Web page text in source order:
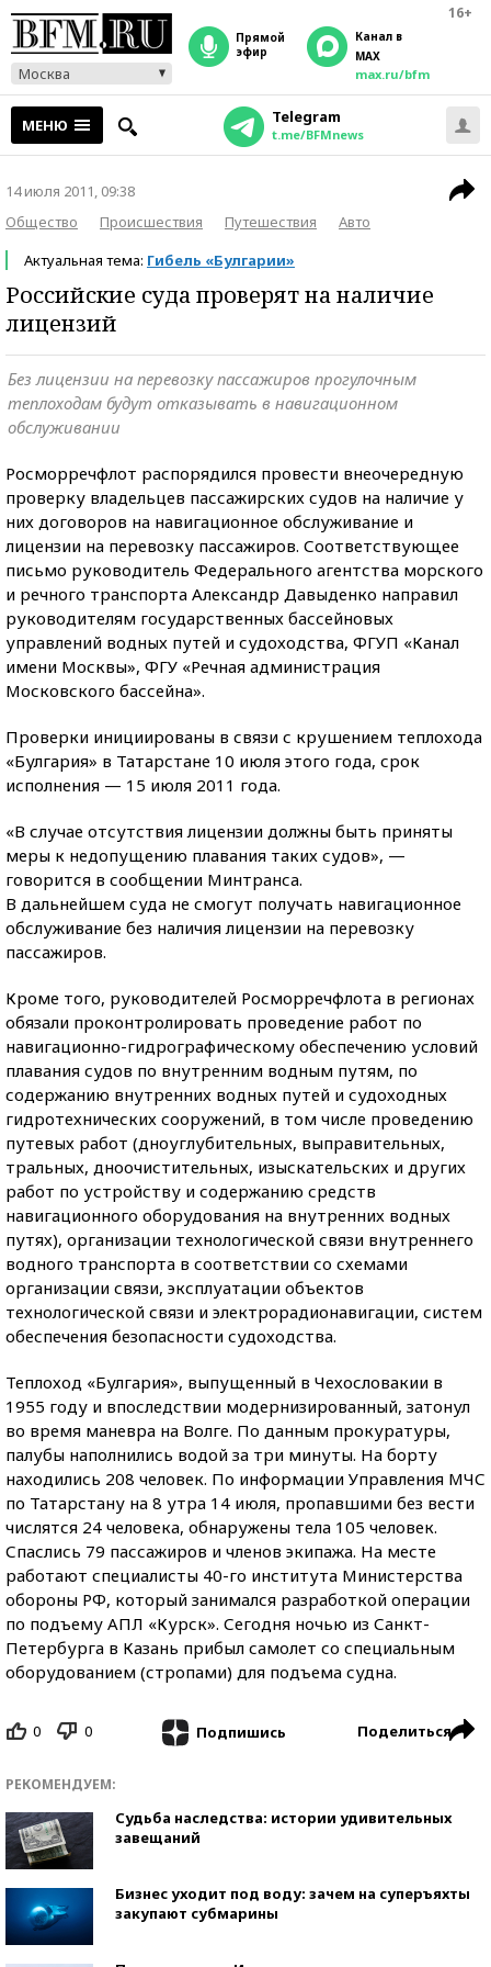
16+
Москва
прямой
эфир
Канал в
MAX
max.ru/bfm
МЕНЮ Telegram
t.me/BFMnews
14 июля 2011, 09:38
Общество
Происшествия Путешествия
Авто
Актуальная тема: Гибель «Булгарии»
Российские суда проверят на наличие
лицензий
Без лицензии на перевозку пассажиров прогулочным
теплоходам будут отказывать в навигационном
обслуживании
Росморречфлот распорядился провести внеочередную
проверку владельцев пассажирских судов на наличие у
них договоров на навигационное обслуживание и
лицензии на перевозку пассажиров. Соответствующее
письмо руководитель Федерального агентства морского
и речного транспорта Александр Давыденко направил
руководителям государственных бассейновых
управлений водных путей и судоходства, ФГУП «Канал
имени Москвы», ФГУ «Речная администрация
Московского бассейна».
Проверки инициированы в связи с крушением теплохода
«Булгария» в Татарстане 10 июля этого года, срок
исполнения — 15 июля 2011 года.
«В случае отсутствия лицензии должны быть приняты
меры к недопущению плавания таких судов», —
говорится в сообщении Минтранса.
В дальнейшем суда не смогут получать навигационное
обслуживание без наличия лицензии на перевозку
пассажиров.
Кроме того, руководителей Росморречфлота в регионах
обязали проконтролировать проведение работ по
навигационно-гидрографическому обеспечению условий
плавания судов по внутренним водным путям, по
содержанию внутренних водных путей и судоходных
гидротехнических сооружений, в том числе проведению
путевых работ (дноуглубительных, выправительных,
тральных, дноочистительных, изыскательских и других
работ по устройству и содержанию средств
навигационного оборудования на внутренних водных
путях), организации технологической связи внутреннего
водного транспорта в соответствии со схемами
организации связи, эксплуатации объектов
технологической связи и электрорадионавигации, систем
обеспечения безопасности судоходства.
Теплоход «Булгария», выпущенный в Чехословакии в
1955 году и впоследствии модернизированный, затонул
во время маневра на Волге. По данным прокуратуры,
палубы наполнились водой за три минуты. На борту
находились 208 человек. По информации Управления МЧС
по Татарстану на 8 утра 14 июля, пропавшими без вести
числятся 24 человека, обнаружены тела 105 человек.
Спаслись 79 пассажиров и членов экипажа. На месте
работают специалисты 40-го института Министерства
обороны РФ, который занимался разработкой операции
по подъему АПЛ «Курск». Сегодня ночью из Санкт-
Петербурга в Казань прибыл самолет со специальным
оборудованием (стропами) для подъема судна.
0 0 Подпишись Поделиться
РЕКОМЕНДУЕМ:
Судьба наследства: истории удивительных
завещаний
Бизнес уходит под воду: зачем на суперъяхты
закупают субмарины